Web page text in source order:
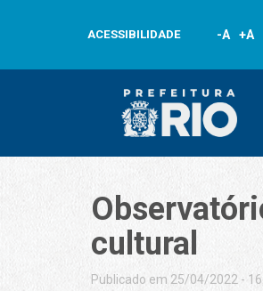
ACESSIBILIDADE -A +A
cultural
Publicado em 25/04/2022 -